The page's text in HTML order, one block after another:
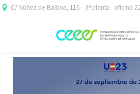
C/ Núñez de Balboa, 116 - 3ª planta - oficina